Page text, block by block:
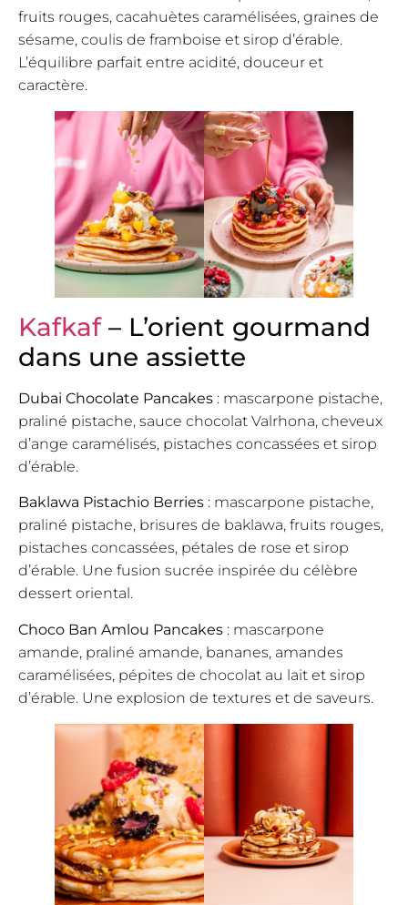
fruits rouges, cacahuètes caramélisées, graines de
sésame, coulis de framboise et sirop d’érable.
L’équilibre parfait entre acidité, douceur et
caractère.
Kafkaf– L’orient gourmand
dans une assiette
Dubai Chocolate Pancakes : mascarpone pistache,
praliné pistache, sauce chocolat Valrhona, cheveux
d’ange caramélisés, pistaches concassées et sirop
d’érable.
Baklawa Pistachio Berries : mascarpone pistache,
praliné pistache, brisures de baklawa, fruits rouges,
pistaches concassées, pétales de rose et sirop
d’érable. Une fusion sucrée inspirée du célèbre
dessert oriental.
Choco Ban Amlou Pancakes : mascarpone
amande, praliné amande, bananes, amandes
caramélisées, pépites de chocolat au lait et sirop
d’érable. Une explosion de textures et de saveurs.